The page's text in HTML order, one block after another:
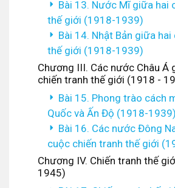
Bài 13. Nước Mĩ giữa hai
thế giới (1918-1939)
Bài 14. Nhật Bản giữa
thế giới (1918-1939)
Chương III. Các nước Châu Á
chiến tranh thế giới (1918 -
Bài 15. Phong trào cách
Quốc và Ấn Độ (1918-1939)
Bài 16. Các nước Đông
cuộc chiến tranh thế giới
Chương IV. Chiến tranh thế
1945)